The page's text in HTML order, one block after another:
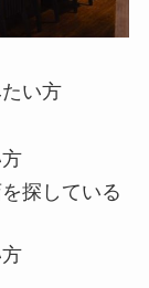
い方
探している